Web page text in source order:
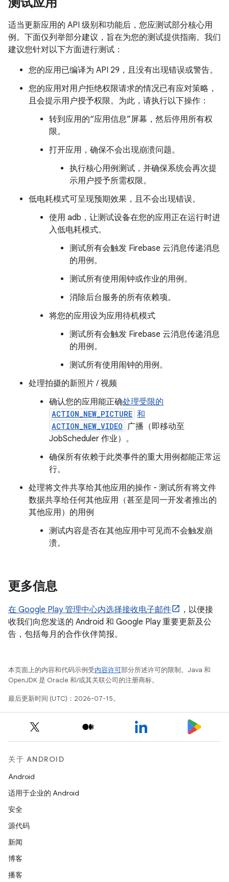
适当更新应用的 API 级别和功能后，您应测试部分核心用
例。下面仅列举部分建议，旨在为您的测试提供指南。我们
建议您针对以下方面进行测试：
您的应用已编译为 API 29，且没有出现错误或警告。
您的应用对用户拒绝权限请求的情况已有应对策略，
且会提示用户授予权限。为此，请执行以下操作：
转到应用的“应用信息”屏幕，然后停用所有权
限。
打开应用，确保不会出现崩溃问题。
执行核心用例测试，并确保系统会再次提
示用户授予所需权限。
低电耗模式可呈现预期效果，且不会出现错误。
使用 adb，让测试设备在您的应用正在运行时进
入低电耗模式。
测试所有会触发 Firebase 云消息传递消息
的用例。
测试所有使用闹钟或作业的用例。
消除后台服务的所有依赖项。
将您的应用设为应用待机模式
测试所有会触发 Firebase 云消息传递消息
的用例。
测试所有使用闹钟的用例。
处理拍摄的新照片 / 视频
确认您的应用能正确处理受限的
ACTION_NEW_PICTURE 和
ACTION_NEW_VIDEO 广播（即移动至
JobScheduler 作业）。
确保所有依赖于此类事件的重大用例都能正常运
行。
处理将文件共享给其他应用的操作 - 测试所有将文件
数据共享给任何其他应用（甚至是同一开发者推出的
其他应用）的用例
测试内容是否在其他应用中可见而不会触发崩
溃。
更多信息
在 Google Play 管理中心内选择接收电子邮件
，以便接
收我们向您发送的 Android 和 Google Play 重要更新及公
告，包括每月的合作伙伴简报。
本页面上的内容和代码示例受内容许可部分所述许可的限制。Java 和
OpenJDK 是 Oracle 和/或其关联公司的注册商标。
最后更新时间 (UTC)：2026-07-15。
关于 ANDROID
Android
适用于企业的 Android
安全
源代码
新闻
博客
播客